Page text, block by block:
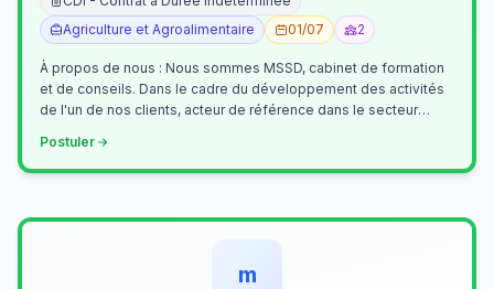
Agriculture et Agroalimentaire
01/07 2
À propos de nous : Nous sommes MSSD, cabinet de formation
et de conseils. Dans le cadre du développement des activités
de l'un de nos clients, acteur de référence dans le secteur
Postuler
m